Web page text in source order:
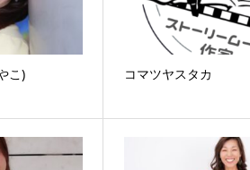
こ) コマツヤスタカ